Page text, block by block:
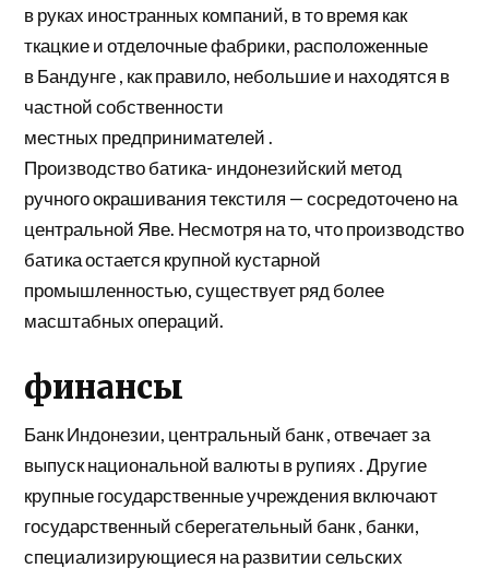
в руках иностранных компаний, в то время как
ткацкие и отделочные фабрики, расположенные
вБандунге, как правило, небольшие и находятся в
частной собственности
местных предпринимателей.
Производство батика- индонезийский метод
ручного окрашивания текстиля — сосредоточено на
центральной Яве. Несмотря на то, что производство
батика остается крупной кустарной
промышленностью, существует ряд более
масштабных операций.
финансы
Банк Индонезии, центральный банк, отвечает за
выпуск национальной валюты врупиях. Другие
крупные государственные учреждения включают
государственныйсберегательный банк, банки,
специализирующиеся на развитии сельских